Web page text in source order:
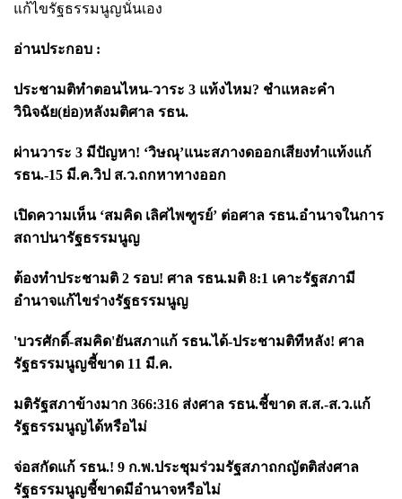
แก้ไขรัฐธรรมนูญนั่นเอง
อ่านประกอบ :
ประชามติทำตอนไหน-วาระ 3 แท้งไหม? ชำแหละคำ
วินิจฉัย(ย่อ)หลังมติศาล รธน.
ผ่านวาระ 3 มีปัญหา! ‘วิษณุ’แนะสภางดออกเสียงทำแท้งแก้
รธน.-15 มี.ค.วิป ส.ว.ถกหาทางออก
เปิดความเห็น ‘สมคิด เลิศไพฑูรย์’ ต่อศาล รธน.อำนาจในการ
สถาปนารัฐธรรมนูญ
ต้องทำประชามติ 2 รอบ! ศาล รธน.มติ 8:1 เคาะรัฐสภามี
อำนาจแก้ไขร่างรัฐธรรมนูญ
'บวรศักดิ์-สมคิด'ยันสภาแก้ รธน.ได้-ประชามติทีหลัง! ศาล
รัฐธรรมนูญชี้ขาด 11 มี.ค.
มติรัฐสภาข้างมาก 366:316 ส่งศาล รธน.ชี้ขาด ส.ส.-ส.ว.แก้
รัฐธรรมนูญได้หรือไม่
จ่อสกัดแก้ รธน.! 9 ก.พ.ประชุมร่วมรัฐสภาถกญัตติส่งศาล
รัฐธรรมนูญชี้ขาดมีอำนาจหรือไม่